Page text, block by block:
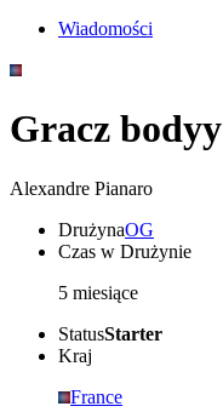
Wiadomości
Gracz bodyy
Alexandre Pianaro
DrużynaOG
Czas w Drużynie
5 miesiące
StatusStarter
Kraj
France